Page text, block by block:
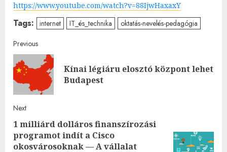
https://www.youtube.com/watch?v=88IjwHaxaxY
Tags: internet IT_és_technika oktatás-nevelés-pedagógia
Post
navigation
Previous
Kínai légiáru elosztó központ lehet
Budapest
Next
Next
1 milliárd dolláros finanszírozási
programot indít a Cisco
okosvárosoknak — A vállalat